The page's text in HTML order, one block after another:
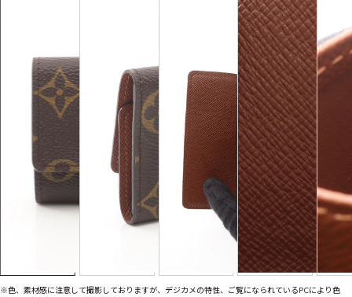
SOLD OUT
※色、素材感に注意して撮影しておりますが、デジカメの特性、ご覧になられているPCにより色